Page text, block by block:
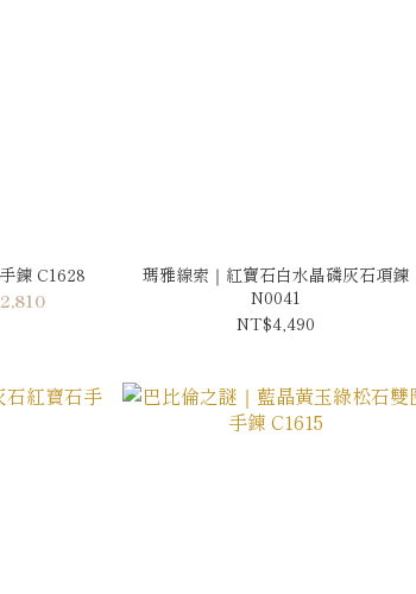
鍊 C1628
瑪雅線索｜紅寶石白水晶磷灰石項鍊
N0041
NT$4,490